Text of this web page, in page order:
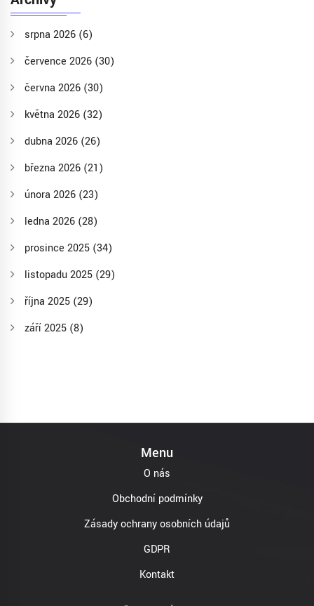
srpna 2026 (6)
července 2026 (30)
června 2026 (30)
května 2026 (32)
dubna 2026 (26)
března 2026 (21)
února 2026 (23)
ledna 2026 (28)
prosince 2025 (34)
listopadu 2025 (29)
října 2025 (29)
září 2025 (8)
Menu
O nás
Obchodní podmínky
Zásady ochrany osobních údajů
GDPR
Kontakt